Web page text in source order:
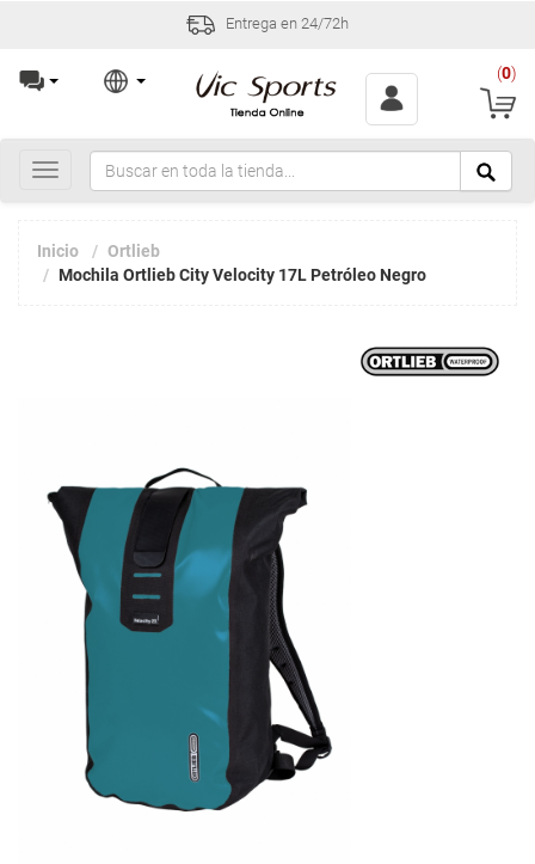
Entrega en 24/72h
(0)
Toggle
navigation
Inicio
Ortlieb
Mochila Ortlieb City Velocity 17L Petróleo Negro